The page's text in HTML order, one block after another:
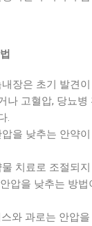
내장은 초기 발견
나 고혈압, 당뇨
.
압을 낮추는 안약
물 치료로 조절되
압을 낮추는 방법
와 과로는 안압